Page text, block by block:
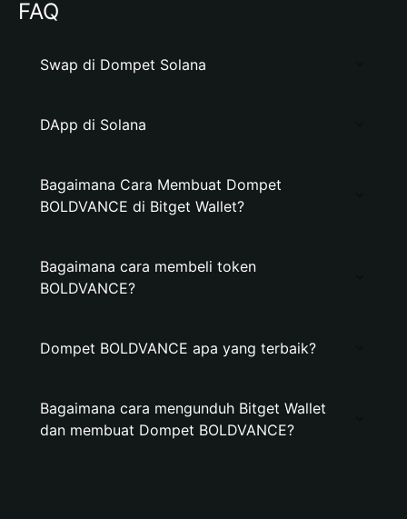
FAQ
Swap di Dompet Solana
DApp di Solana
Bagaimana Cara Membuat Dompet
BOLDVANCE di Bitget Wallet?
Bagaimana cara membeli token
BOLDVANCE?
Dompet BOLDVANCE apa yang terbaik?
Bagaimana cara mengunduh Bitget Wallet
dan membuat Dompet BOLDVANCE?